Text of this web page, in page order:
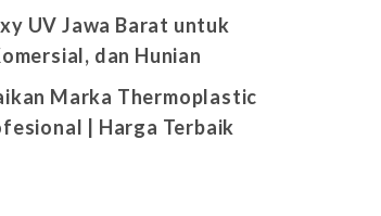
UV Jawa Barat untuk
dan Hunian
Marka Thermoplastic
| Harga Terbaik